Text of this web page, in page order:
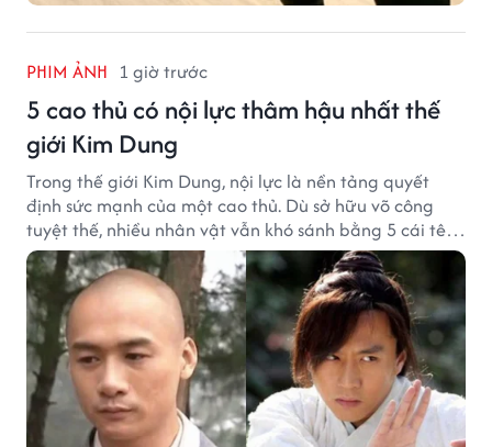
PHIM ẢNH 1 giờ trước
5 cao thủ có nội lực thâm hậu nhất thế
giới Kim Dung
Trong thế giới Kim Dung, nội lực là nền tảng quyết
định sức mạnh của một cao thủ. Dù sở hữu võ công
tuyệt thế, nhiều nhân vật vẫn khó sánh bằng 5 cái tên
dưới đây về độ thâm hậu của chân khí.